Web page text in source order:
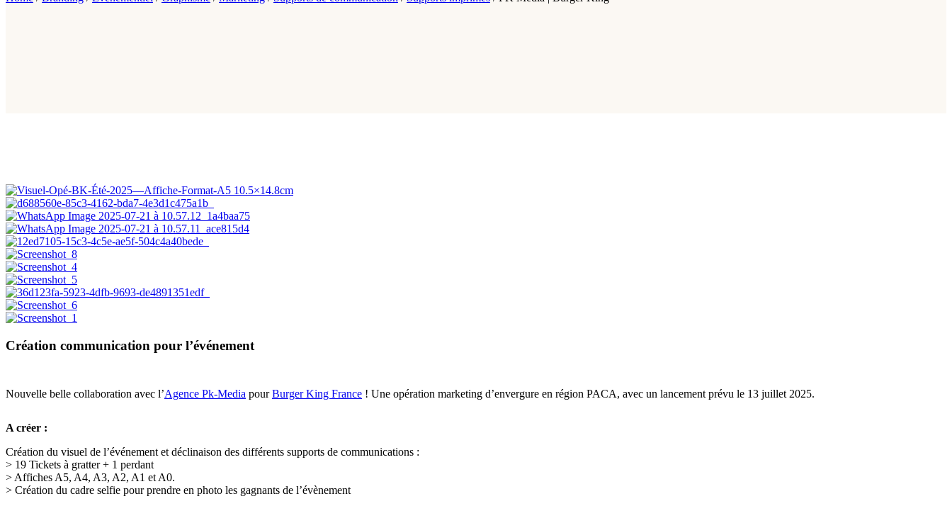
Création communication pour l’événement
Nouvelle belle collaboration avec l’Agence Pk-Media pourBurger King France ! Une opération marketing d’envergure en région PACA, avec un lancement prévu le 13 juillet 2025.
A créer :
Création du visuel de l’événement et déclinaison des différents supports de communications :
> 19 Tickets à gratter + 1 perdant
> Affiches A5, A4, A3, A2, A1 et A0.
> Création du cadre selfie pour prendre en photo les gagnants de l’évènement